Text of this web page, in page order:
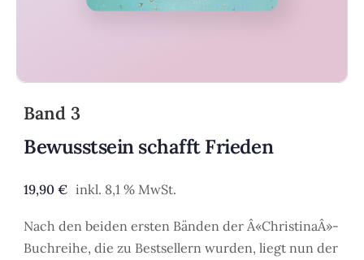
Band 3
Bewusstsein schafft Frieden
19,90 € inkl. 8,1 % MwSt.
Nach den beiden ersten Bänden der Â«ChristinaÂ»-
Buchreihe, die zu Bestsellern wurden, liegt nun der